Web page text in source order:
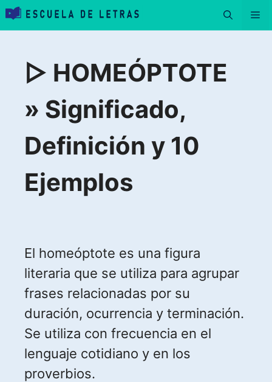
Saltar
contenido▷ HOMEÓPTOTE
» Significado,
Definición y 10
Ejemplos
El homeóptote es una figura
literaria que se utiliza para agrupar
frases relacionadas por su
duración, ocurrencia y terminación.
Se utiliza con frecuencia en el
lenguaje cotidiano y en los
proverbios.